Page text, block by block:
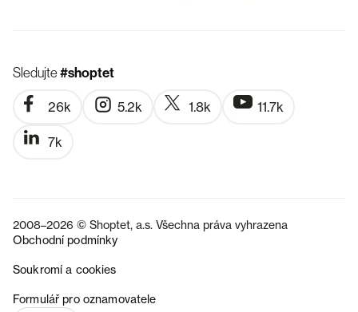
Sledujte#shoptet
26k 5.2k 1.8k 11.7k
7k
2008–2026 © Shoptet, a.s. Všechna práva vyhrazena
Obchodní podmínky
Soukromí a cookies
Formulář pro oznamovatele